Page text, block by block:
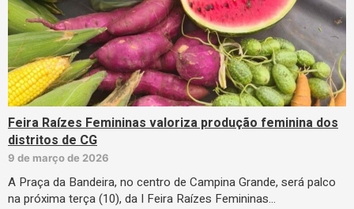
Feira Raízes Femininas valoriza produção feminina dos
distritos de CG
9 de março de 2026
A Praça da Bandeira, no centro de Campina Grande, será palco
na próxima terça (10), da I Feira Raízes Femininas…